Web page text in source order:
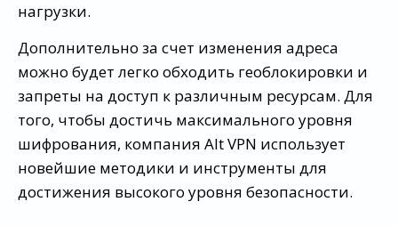
нагрузки.
Дополнительно за счет изменения адреса
можно будет легко обходить геоблокировки и
запреты на доступ к различным ресурсам. Для
того, чтобы достичь максимального уровня
шифрования, компания Alt VPN использует
новейшие методики и инструменты для
достижения высокого уровня безопасности.